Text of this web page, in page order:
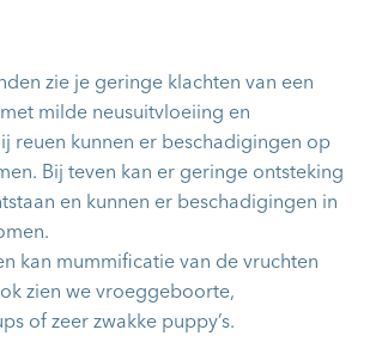
zie je geringe klachten van een
milde neusuitvloeiing en
reuen kunnen er beschadigingen op
Bij teven kan er geringe ontsteking
en kunnen er beschadigingen in
kan mummificatie van de vruchten
zien we vroeggeboorte,
of zeer zwakke puppy’s.